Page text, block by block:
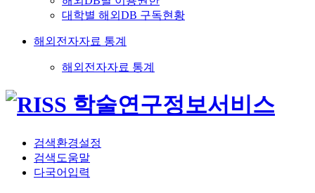
대학별 해외DB 구독현황
해외전자자료 통계
해외전자자료 통계
검색환경설정
검색도움말
다국어입력